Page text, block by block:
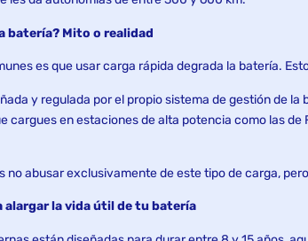
batería? Mito o realidad
es que usar carga rápida degrada la batería.
y regulada por el propio sistema de gestión de
cargues en estaciones de alta potencia como las
no abusar exclusivamente de este tipo de carga,
alargar la vida útil de tu batería